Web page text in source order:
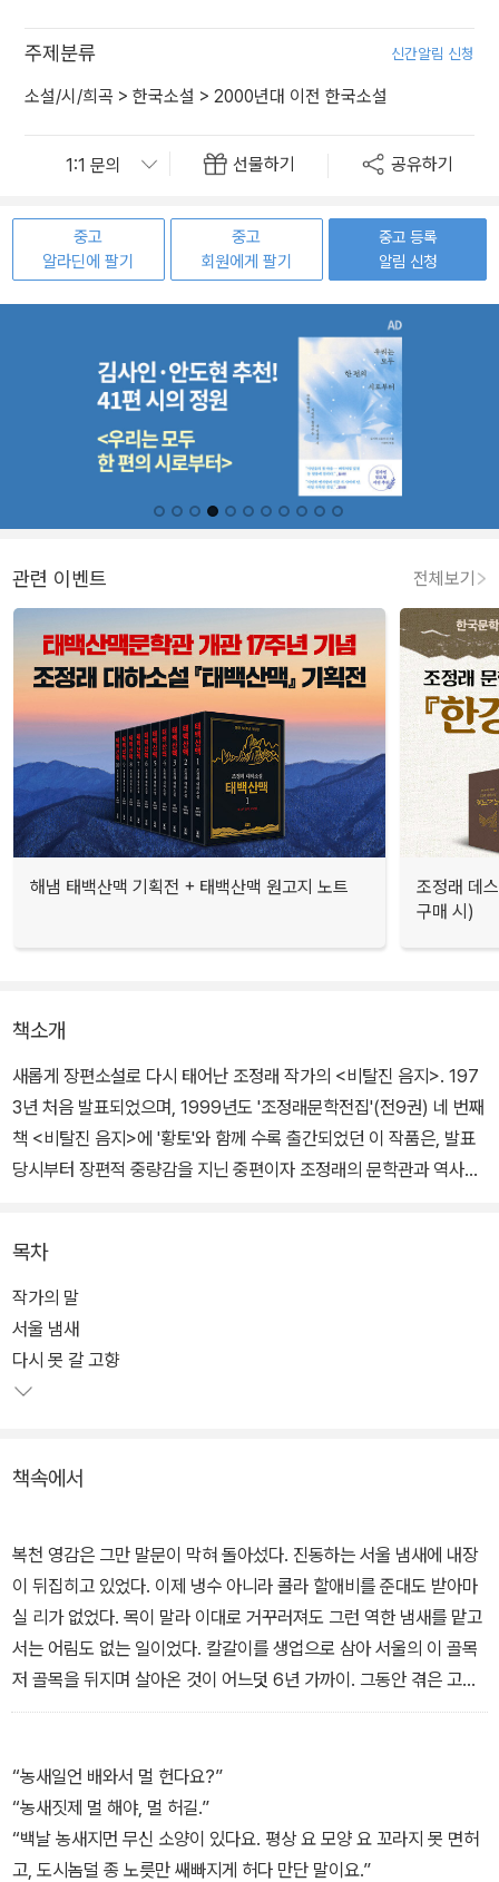
주제분류 신간알림 신청
소설/시/희곡 > 한국소설 > 2000년대 이전 한국소설
선물하기 공유하기
중고
알라딘에 팔기
중고
회원에게 팔기
중고 등록
알림 신청
관련 이벤트 전체보기
해냄 태백산맥 기획전 + 태백산맥 원고지 노트
조정래 데
구매 시)
책소개
새롭게 장편소설로 다시 태어난 조정래 작가의 <비탈진 음지>. 197
3년 처음 발표되었으며, 1999년도 '조정래문학전집'(전9권) 네 번째
책 <비탈진 음지>에 '황토'와 함께 수록 출간되었던 이 작품은, 발표
당시부터 장편적 중량감을 지닌 중편이자 조정래의 문학관과 역사관
작가는 2010년부터 초창기 작품의 개정판 출간작업을 진행하면서
무엇보다 '비탈진 음지'와 '황토'를 재조명하며 기존의 중편을 장편으
로 개작해 냈다. 200여 매에 이르는 원고를 새롭게 집필하고 문장을
하나하나 다듬은 작가는, 40여 전 우리 사회가 안고 있었던 문제가
여전히 해결되지 않은 채 계속되고 있는 엄연한 현실을 새삼 느끼며
해 삶의 터전을 버리고 두 자녀와 함께 서울로 야반도주해 칼갈이로
생계를 꾸리는 한 남자의 이야기이다. 남의 소를 몰래 팔아 서울로 무
작정 상경한 복천은 아무 연고도 없는 서울에서 살아보려고 몸으로
감당할 수 있는 일이라면 생계와 자식들을 위해 해보려고 하지만 번
번이 발길질과 뭇매만을 맞으며 벽에 부딪힌다.
기를 통해 갑작스럽게 닥친 사회변화로 인해 사회의 빈민으로 전락한
채 밑바닥을 전전하면서도 살아야했기에 생을 포기하지 못한 40여
년 전 우리 부모 세대들의 삶을 생생하게 그려냈다.
목차
작가의 말
서울 냄새
다시 못 갈 고향
책속에서
복천 영감은 그만 말문이 막혀 돌아섰다. 진동하는 서울 냄새에 내장
이 뒤집히고 있었다. 이제 냉수 아니라 콜라 할애비를 준대도 받아마
실 리가 없었다. 목이 말라 이대로 거꾸러져도 그런 역한 냄새를 맡고
서는 어림도 없는 일이었다. 칼갈이를 생업으로 삼아 서울의 이 골목
저 골목을 뒤지며 살아온 것이 어느덧 6년 가까이. 그동안 겪은 고생,
당한 서러움도 많았지만 타향이니까, 가난하니까 하는 식으로 그래도
울 사람들이 하나같이 지니고 있는 그 몰인정이요, 매정함이었다. 언
제나 차갑고 싸늘하고 냉정해서 삭막하기 엄동설한 같은 인심에 부딪
힐 때마다 속이 뒤집히는 울분 같은 것을 누를 길이 없었다. 그뿐 아니
라 약삭빠르기 다람쥐 같고, 뻔뻔스럽기 쇠가죽 같은 낯짝인가 하면,
“농새일언 배와서 멀 헌다요?”
“농새짓제 멀 해야, 멀 허길.”
“백날 농새지먼 무신 소양이 있다요. 평상 요 모양 요 꼬라지 못 면허
고, 도시놈덜 종 노릇만 쌔빠지게 허다 만단 말이요.”